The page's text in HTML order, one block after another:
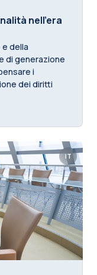
nell’era
e della
di generazione
i
dei diritti
IT